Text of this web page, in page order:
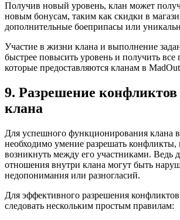
Получив новый уровень, клан может
новым бонусам, таким как скидки в
дополнительные боеприпасы или
Участие в жизни клана и выполнение
быстрее повысить уровень и получить все
которые предоставляются кланам в
9. Разрешение
клана
Для успешного функционирования клана
необходимо умение разрешать конфликты,
возникнуть между его участниками. Ведь
отношения внутри клана могут быть
недопонимания или разногласий.
Для эффективного разрешения конфликтов
следовать нескольким простым правилам: